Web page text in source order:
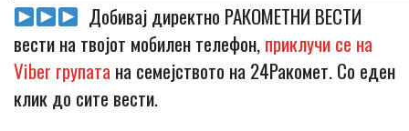
Добивај директно РАКОМЕТНИ ВЕСТИ
вести на твојот мобилен телефон,приклучи се на
Viber групата на семејството на 24Ракомет. Со еден
клик до сите вести.